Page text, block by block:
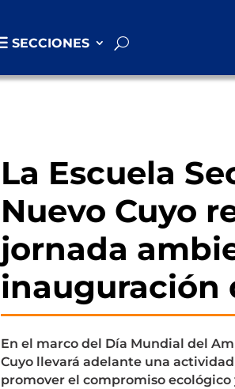
SECCIONES
La Escuela
Nuevo Cuyo
jornada
inauguración
En el marco del Día Mundial del
Cuyo llevará adelante una
promover el compromiso